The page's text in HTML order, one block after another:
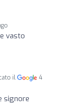
vasto
il
4
signore